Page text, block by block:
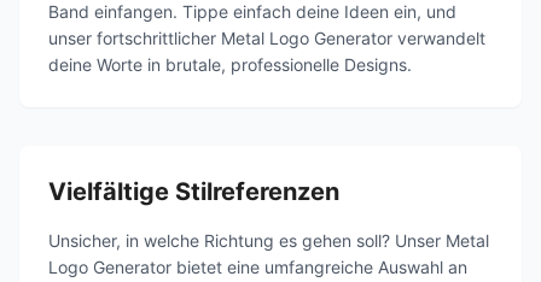
Band einfangen. Tippe einfach deine Ideen ein, und
unser fortschrittlicher Metal Logo Generator verwandelt
deine Worte in brutale, professionelle Designs.
Vielfältige Stilreferenzen
Unsicher, in welche Richtung es gehen soll? Unser Metal
Logo Generator bietet eine umfangreiche Auswahl an